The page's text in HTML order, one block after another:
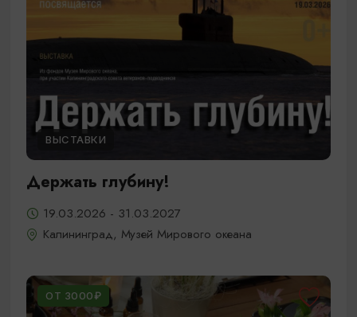
ВЫСТАВКИ
Держать глубину!
19.03.2026 - 31.03.2027
Калининград, Музей Мирового океана
ОТ 3000₽